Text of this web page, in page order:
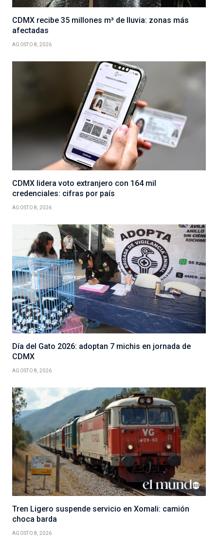
CDMX recibe 35 millones m³ de lluvia: zonas más
afectadas
AGOSTO 8, 2026
CDMX lidera voto extranjero con 164 mil
credenciales: cifras por país
AGOSTO 8, 2026
Día del Gato 2026: adoptan 7 michis en jornada de
CDMX
AGOSTO 8, 2026
Tren Ligero suspende servicio en Xomali: camión
choca barda
AGOSTO 8, 2026